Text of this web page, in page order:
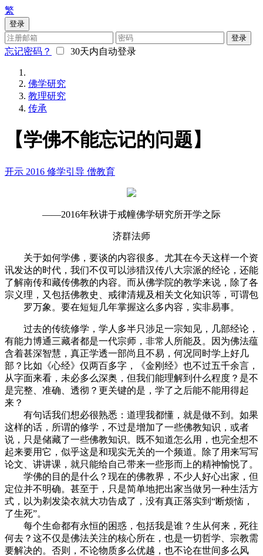
繁
登录
登录
忘记密码？ 30天内自动登录
佛学研究
教理研究
传承
【学佛不能忘记的问题】
开示 2016 修学引导 僧教育
——2016年秋讲于戒幢佛学研究所开学之际
济群法师
关于如何学佛，要谈的内容很多。尤其在今天这样一个资
讯发达的时代，我们不仅可以涉猎汉传八大宗派的经论，还能
了解南传和藏传佛教的内容。而从佛学院的教学来说，除了各
宗义理，又包括佛教史、戒律清规及相关文化知识等，可谓包
罗万象。要在短短几年掌握这么多内容，实非易事。
过去的传统修学，学人多半只涉足一宗知见，几部经论，
有能力博通三藏者都是一代宗师，非常人所能及。因为佛法蕴
含着甚深智慧，真正学透一部尚且不易，何况同时学上好几
部？比如《心经》仅两百多字，《金刚经》也不过五千余言，
从字面来看，未必多么深奥，但我们能理解到什么程度？是不
是完整、准确、透彻？更关键的是，学了之后能不能用得起
来？
有句话我们想必很熟悉：道理我都懂，就是做不到。如果
这样的话，所谓的修学，不过是增加了一些佛教知识，或者
说，只是储藏了一些佛教知识。既不知道怎么用，也完全想不
起来要用它，似乎这是和现实无关的一个频道。除了用来写写
论文、讲讲课，就只能给自己带来一些形而上的精神愉悦了。
学佛的目的是什么？现在的佛教界，不少人好心出家，但
定位并不明确。甚至于，只是简单地把出家当做另一种生活方
式，以为剃发染衣就大功告成了，没有真正落实到“断烦恼，
了生死”。
每个生命都有永恒的困惑，包括我是谁？生从何来，死往
何去？这不仅是佛法关注的核心所在，也是一切哲学、宗教需
要解决的。否则，不论物质多么优越，也不论在世间多么风